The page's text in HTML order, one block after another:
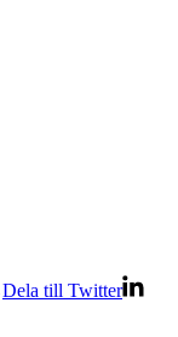
Dela till Twitter